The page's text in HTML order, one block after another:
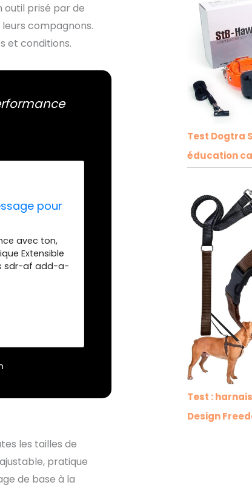
outil prisé par de
compagnons.
et conditions.
pour
avec ton,
Extensible
sdr-af add-a-
piles durent
les tailles de
pratique
de base à la
Test Dogtra
éducation
Test :
Design